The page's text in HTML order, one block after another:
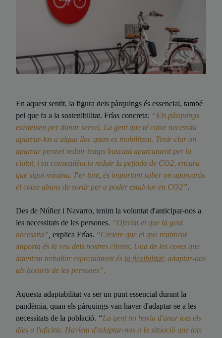
En aquest sentit, la figura dels pàrquings és essencial, també
pel que fa a la sostenibilitat. Frías concreta: “Els pàrquings
existeixen per donar servei. La gent que té cotxe necessita
aparcar-los a algun lloc quan es mobilitzen. Tenir clar on
aparcar permet reduir temps buscant aparcament per la
ciutat, i en conseqüència reduir la petjada de CO2, encara
que sigui mínima. Per tant, és important saber on aparcaràs
el cotxe abans de sortir per a poder estalviar en CO2”.
Des de Núñez i Navarro, tenim la voluntat d'anticipar-nos a
les necessitats de les persones. “Oferim el que la gent
necessita” explica Frías. “Creiem que el que realment
importa és la veu dels nostres clients. Una de les coses que
intentem treballar especialment és la flexibilitat; adaptar-nos
als horaris de les persones”.
Aquesta adaptabilitat va ser un punt essencial durant la
pandèmia, quan els pàrquings van haver d'adaptar-se a les
necessitats de la població. “La gent no havia d'anar tots els
dies a l'oficina. Havíem d'adaptar-nos a la situació que tots